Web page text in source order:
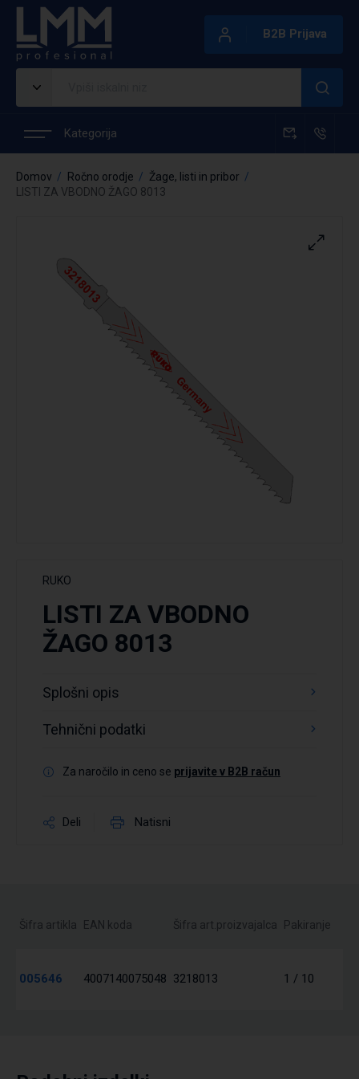
B2B Prijava
Kategorija
Domov Ročno orodje
Žage, listi in pribor
LISTI ZA VBODNO ŽAGO 8013
RUKO
LISTI ZA VBODNO
ŽAGO 8013
Splošni opis
Tehnični podatki
Za naročilo in ceno se prijavite v B2B račun
Deli Natisni
Šifra artikla EAN koda Šifra art.proizvajalca Pakiranje
005646 4007140075048 3218013 1 / 10